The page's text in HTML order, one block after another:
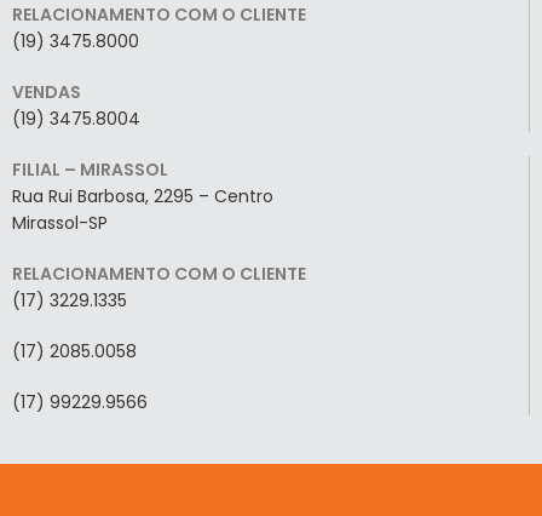
RELACIONAMENTO COM O CLIENTE
(19) 3475.8000
VENDAS
(19) 3475.8004
FILIAL – MIRASSOL
Rua Rui Barbosa, 2295 – Centro
Mirassol-SP
RELACIONAMENTO COM O CLIENTE
(17) 3229.1335
(17) 2085.0058
(17) 99229.9566